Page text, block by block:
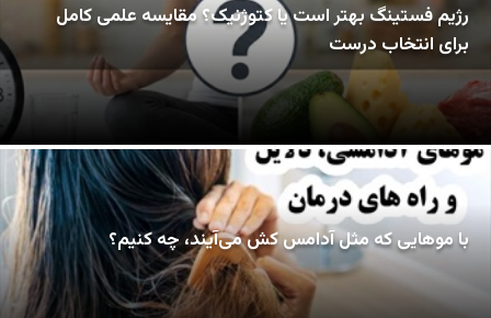
رژیم فستینگ بهتر است یا کتوژنیک؟ مقایسه علمی کامل
برای انتخاب درست
با موهایی که مثل آدامس کش می‌آیند، چه کنیم؟